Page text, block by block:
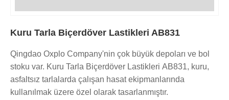
Kuru Tarla Biçerdöver Lastikleri AB831
Qingdao Oxplo Company'nin çok büyük depoları ve bol
stoku var. Kuru Tarla Biçerdöver Lastikleri AB831, kuru,
asfaltsız tarlalarda çalışan hasat ekipmanlarında
kullanılmak üzere özel olarak tasarlanmıştır.